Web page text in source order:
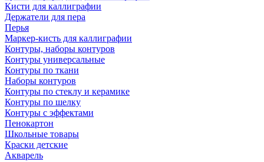
Кисти для каллиграфии
Держатели для пера
Перья
Маркер-кисть для каллиграфии
Контуры, наборы контуров
Контуры универсальные
Контуры по ткани
Наборы контуров
Контуры по стеклу и керамике
Контуры по шелку
Контуры с эффектами
Пенокартон
Школьные товары
Краски детские
Акварель